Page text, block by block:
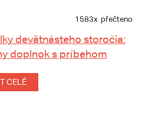
1583x přečteno
devätnásteho storočia:
doplnok s príbehom
CELÉ